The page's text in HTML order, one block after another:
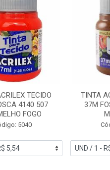
TECIDO
4140 507
FOGO
5040
TINTA
37M